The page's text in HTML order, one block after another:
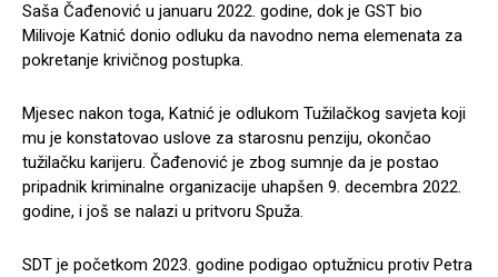
Saša Čađenović u januaru 2022. godine, dok je GST bio
Milivoje Katnić donio odluku da navodno nema elemenata za
pokretanje krivičnog postupka.
Mjesec nakon toga, Katnić je odlukom Tužilačkog savjeta koji
mu je konstatovao uslove za starosnu penziju, okončao
tužilačku karijeru. Čađenović je zbog sumnje da je postao
pripadnik kriminalne organizacije uhapšen 9. decembra 2022.
godine, i još se nalazi u pritvoru Spuža.
SDT je početkom 2023. godine podigao optužnicu protiv Petra